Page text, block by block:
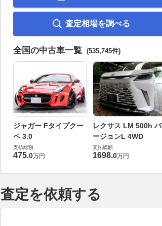
査定相場を調べる
全国の中古車一覧 (535,745件)
ジャガー Fタイプクー
ペ 3.0
支払総額
475.0万円
レクサス LM 500h バ
ージョンL 4WD
支払総額
1698.0万円
査定を依頼する